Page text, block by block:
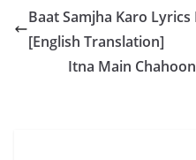
Baat Samjha Karo
[English Translation]
Itna Main